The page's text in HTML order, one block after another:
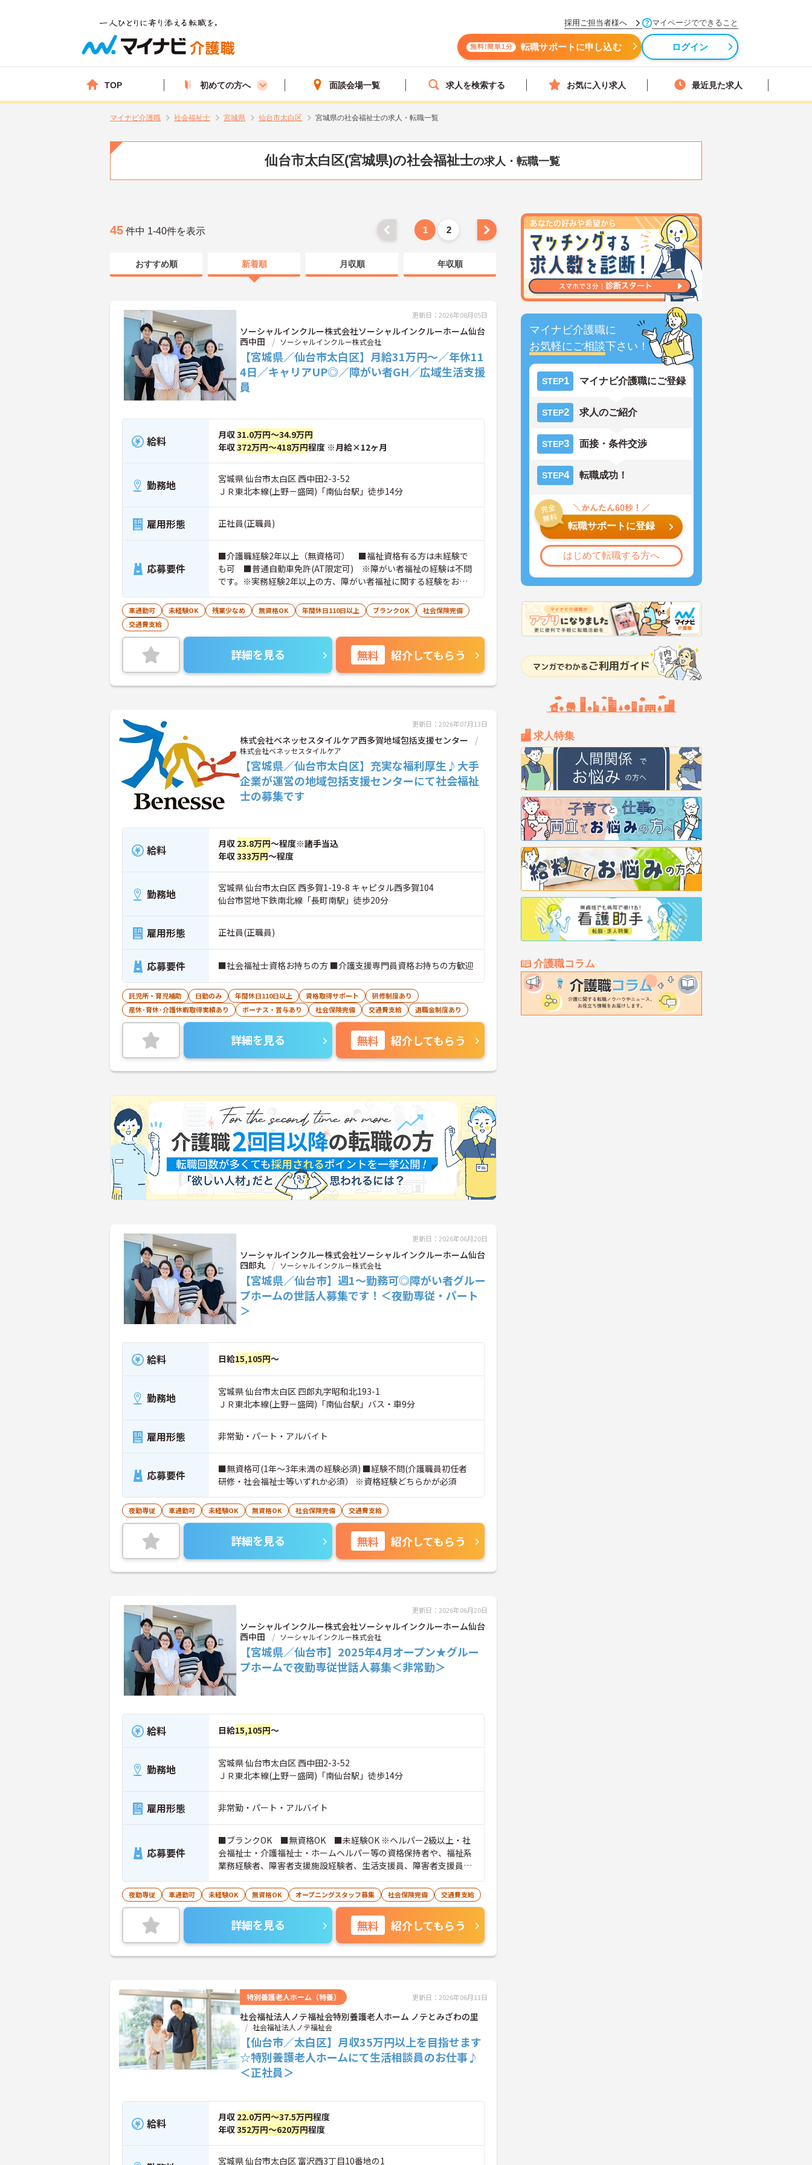
採用ご担当者様へ マイページでできること
無料!簡単1分 転職サポートに申し込む ログイン
TOP 初めての方へ 面談会場一覧 求人を検索する お気に入り求人 最近見た求人
マイナビ介護職 社会福祉士 宮城県 仙台市太白区 宮城県の社会福祉士の求人・転職一覧
仙台市太白区(宮城県)の社会福祉士の求人・転職一覧
マイナビ介護職に
お気軽にご相談下さい！
STEP1 マイナビ介護職にご登録
STEP2 求人のご紹介
STEP3 面接・条件交渉
STEP4 転職成功！
転職サポートに登録
はじめて転職する方へ
求人特集
介護職コラム
45 件中 1-40件を表示 1 2
おすすめ順 新着順 月収順 年収順
更新日：2026年08月05日
ソーシャルインクルー株式会社ソーシャルインクルーホーム仙台
西中田
ソーシャルインクルー株式会社
【宮城県／仙台市太白区】月給31万円～／年休11
4日／キャリアUP◎／障がい者GH／広域生活支援
員
給料 月収31.0万円～34.9万円
年収372万円～418万円程度 ※月給×12ヶ月
勤務地
宮城県 仙台市太白区 西中田2-3-52
ＪＲ東北本線(上野－盛岡)「南仙台駅」徒歩14分
雇用形態 正社員(正職員)
応募要件
■介護職経験2年以上（無資格可） ■福祉資格有る方は未経験で
も可 ■普通自動車免許(AT限定可) ※障がい者福祉の経験は不問
です。※実務経験2年以上の方、障がい者福祉に関する経験をお持
ちの方大歓迎
車通勤可 未経験OK 残業少なめ 無資格OK 年間休日110日以上 ブランクOK
社会保険完備
交通費支給
詳細を見る 無料 紹介してもらう
更新日：2026年07月13日
株式会社ベネッセスタイルケア西多賀地域包括支援センター
株式会社ベネッセスタイルケア
【宮城県／仙台市太白区】充実な福利厚生♪大手
企業が運営の地域包括支援センターにて社会福祉
士の募集です
給料 月収 23.8万円～程度※諸手当込
年収333万円～程度
勤務地
宮城県 仙台市太白区 西多賀1-19-8 キャピタル西多賀104
仙台市営地下鉄南北線「長町南駅」徒歩20分
雇用形態 正社員(正職員)
応募要件 ■社会福祉士資格お持ちの方 ■介護支援専門員資格お持ちの方歓迎
託児所・育児補助 日勤のみ 年間休日110日以上 資格取得サポート
研修制度あり
産休･育休･介護休暇取得実績あり
ボーナス・賞与あり 社会保険完備 交通費支給 退職金制度あり
詳細を見る 無料 紹介してもらう
更新日：2026年06月20日
ソーシャルインクルー株式会社ソーシャルインクルーホーム仙台
四郎丸
ソーシャルインクルー株式会社
【宮城県／仙台市】週1～勤務可◎障がい者グルー
プホームの世話人募集です！＜夜勤専従・パート
＞
給料 日給15,105円～
勤務地
宮城県 仙台市太白区 四郎丸字昭和北193-1
ＪＲ東北本線(上野－盛岡)「南仙台駅」バス・車9分
雇用形態 非常勤・パート・アルバイト
応募要件
■無資格可(1年～3年未満の経験必須) ■経験不問(介護職員初任者
研修・社会福祉士等いずれか必須） ※資格経験どちらかが必須
夜勤専従 車通勤可 未経験OK 無資格OK 社会保険完備 交通費支給
詳細を見る 無料 紹介してもらう
更新日：2026年06月20日
ソーシャルインクルー株式会社ソーシャルインクルーホーム仙台
西中田
ソーシャルインクルー株式会社
【宮城県／仙台市】2025年4月オープン★グルー
プホームで夜勤専従世話人募集＜非常勤＞
給料 日給15,105円～
勤務地
宮城県 仙台市太白区 西中田2-3-52
ＪＲ東北本線(上野－盛岡)「南仙台駅」徒歩14分
雇用形態 非常勤・パート・アルバイト
応募要件
■ブランクOK ■無資格OK ■未経験OK ※ヘルパー2級以上・社
会福祉士・介護福祉士・ホームヘルパー等の資格保持者や、福祉系
業務経験者、障害者支援施設経験者、生活支援員、障害者支援員、
就労支援員、生活相談員等の経験歓迎
夜勤専従 車通勤可 未経験OK 無資格OK オープニングスタッフ募集 社会保険完備 交通費支給
詳細を見る 無料 紹介してもらう
特別養護老人ホーム（特養） 更新日：2026年06月11日
社会福祉法人ノテ福祉会特別養護老人ホーム ノテとみざわの里
社会福祉法人ノテ福祉会
【仙台市／太白区】月収35万円以上を目指せます
☆特別養護老人ホームにて生活相談員のお仕事♪
＜正社員＞
給料 月収 22.0万円～37.5万円程度
年収352万円～620万円程度
宮城県 仙台市太白区 富沢西3丁目10番地の1